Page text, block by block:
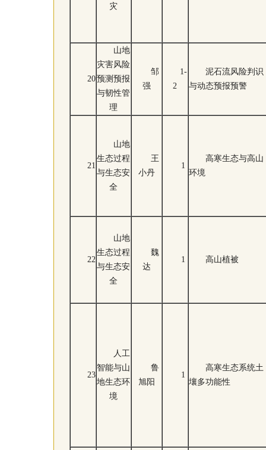
灾
20
山地
灾害风险
预测预报
与韧性管
理
邹
强
1-
2
泥石流风险判识
与动态预报预警
21
山地
生态过程
与生态安
全
王
小丹
1
高寒生态与高山
环境
22
山地
生态过程
与生态安
全
魏
达
1 高山植被
23
人工
智能与山
地生态环
境
鲁
旭阳
1
高寒生态系统土
壤多功能性